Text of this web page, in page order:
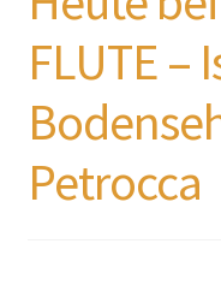
FLUTE –
Petrocca